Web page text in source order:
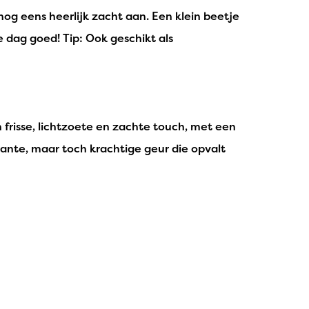
eens heerlijk zacht aan. Een klein beetje
goed! Tip: Ook geschikt als
lichtzoete en zachte touch, met een
maar toch krachtige geur die opvalt